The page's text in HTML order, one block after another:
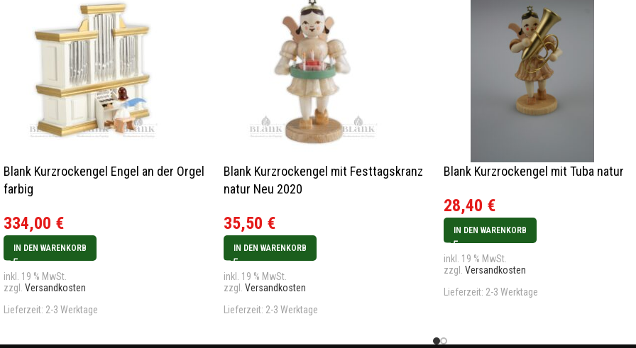
Blank Kurzrockengel Engel an der Orgel
farbig
334,00 €
IN DEN WARENKORB
inkl. 19 % MwSt.
zzgl. Versandkosten
Lieferzeit: 2-3 Werktage
Blank Kurzrockengel mit Festtagskranz
natur Neu 2020
35,50 €
IN DEN WARENKORB
inkl. 19 % MwSt.
zzgl. Versandkosten
Lieferzeit: 2-3 Werktage
Blank Kurzrockengel mit Tuba natur
28,40 €
IN DEN WARENKORB
inkl. 19 % MwSt.
zzgl. Versandkosten
Lieferzeit: 2-3 Werktage